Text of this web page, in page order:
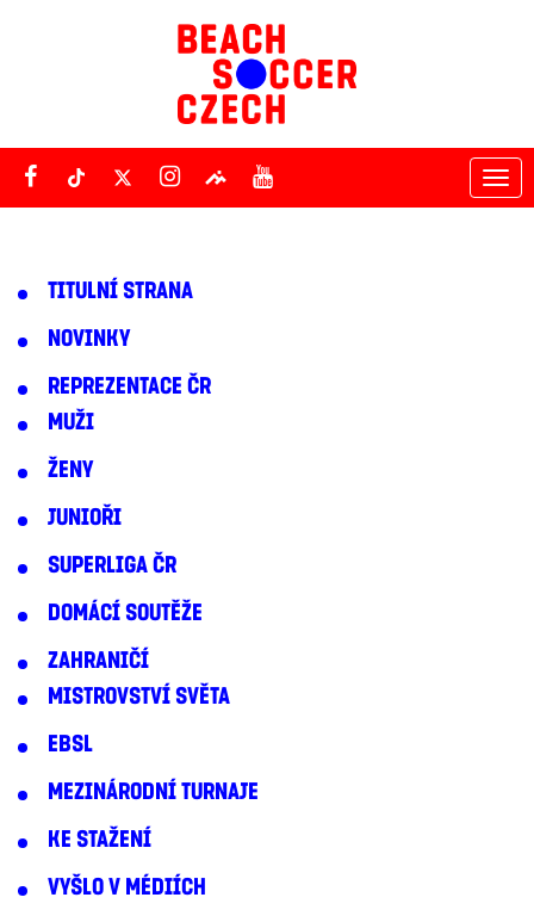
TITULNÍ STRANA
NOVINKY
REPREZENTACE ČR
MUŽI
ŽENY
JUNIOŘI
SUPERLIGA ČR
DOMÁCÍ SOUTĚŽE
ZAHRANIČÍ
MISTROVSTVÍ SVĚTA
EBSL
MEZINÁRODNÍ TURNAJE
KE STAŽENÍ
VYŠLO V MÉDIÍCH